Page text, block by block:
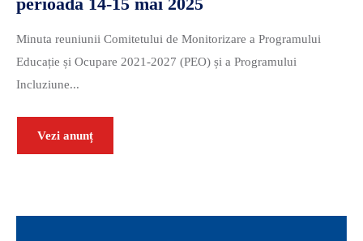
Minuta reuniunii Comitetului de Monitorizare a Programului
Educație și Ocupare 2021-2027 (PEO) și a Programului
Incluziune...
Vezi anunț